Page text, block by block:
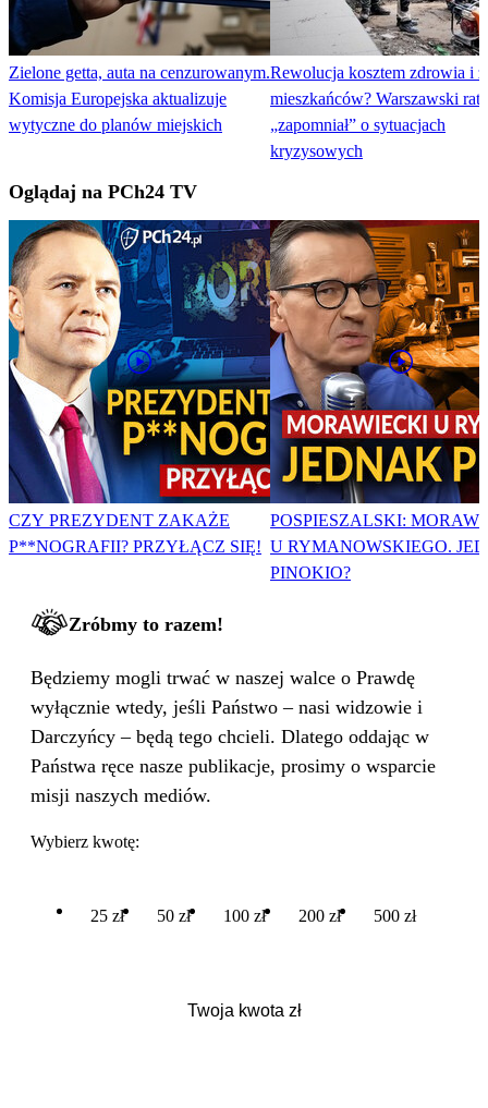
Zielone getta, auta na cenzurowanym.
Komisja Europejska aktualizuje
wytyczne do planów miejskich
Rewolucja kosztem zdrowia i
mieszkańców? Warszawski
„zapomniał” o sytuacjach
kryzysowych
Oglądaj na PCh24 TV
CZY PREZYDENT ZAKAŻE
P**NOGRAFII? PRZYŁĄCZ SIĘ!
POSPIESZALSKI:
U RYMANOWSKIEGO.
PINOKIO?
Zróbmy to razem!
Będziemy mogli trwać w naszej walce o Prawdę
wyłącznie wtedy, jeśli Państwo – nasi widzowie i
Darczyńcy – będą tego chcieli. Dlatego oddając w
Państwa ręce nasze publikacje, prosimy o wsparcie
misji naszych mediów.
Wybierz kwotę:
25 zł 50 zł 100 zł 200 zł 500 zł